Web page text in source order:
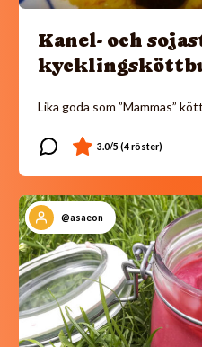
Kanel- och
Lika goda som ”Mammas”
@asaeon